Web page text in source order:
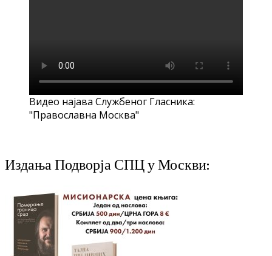
Видео најава Службеног Гласника:
"Православна Москва"
Издања Подворја СПЦ у Москви: